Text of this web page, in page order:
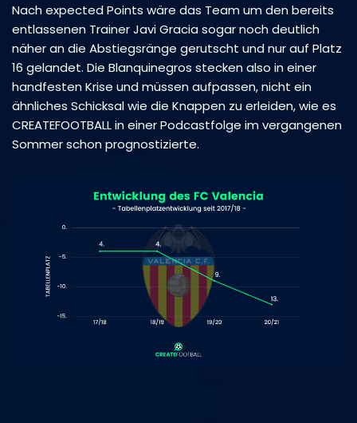
Nach expected Points wäre das Team um den bereits
entlassenen Trainer Javi Gracia sogar noch deutlich
näher an die Abstiegsränge gerutscht und nur auf Platz
16 gelandet. Die Blanquinegros stecken also in einer
handfesten Krise und müssen aufpassen, nicht ein
ähnliches Schicksal wie die Knappen zu erleiden, wie es
CREATEFOOTBALL in einer Podcastfolge im vergangenen
Sommer schon prognostizierte.